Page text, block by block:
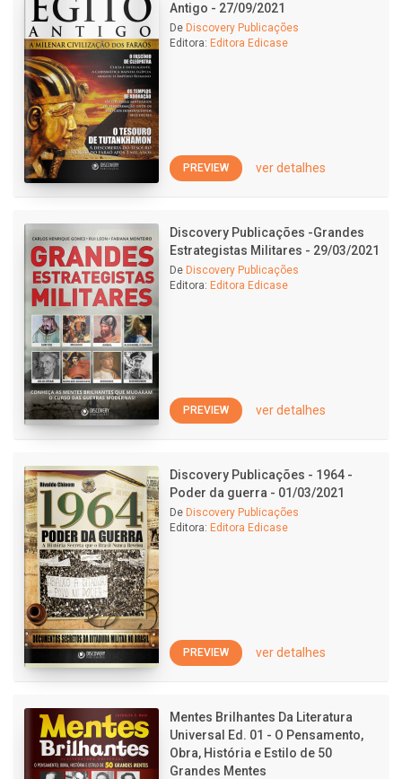
Antigo - 27/09/2021
De Discovery Publicações
Editora: Editora Edicase
PREVIEW ver detalhes
Discovery Publicações -Grandes
Estrategistas Militares - 29/03/2021
De Discovery Publicações
Editora: Editora Edicase
PREVIEW ver detalhes
Discovery Publicações - 1964 -
Poder da guerra - 01/03/2021
De Discovery Publicações
Editora: Editora Edicase
PREVIEW ver detalhes
Mentes Brilhantes Da Literatura
Universal Ed. 01 - O Pensamento,
Obra, História e Estilo de 50
Grandes Mentes